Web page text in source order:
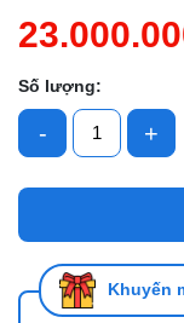
Số lượng:
- +
Khuyến